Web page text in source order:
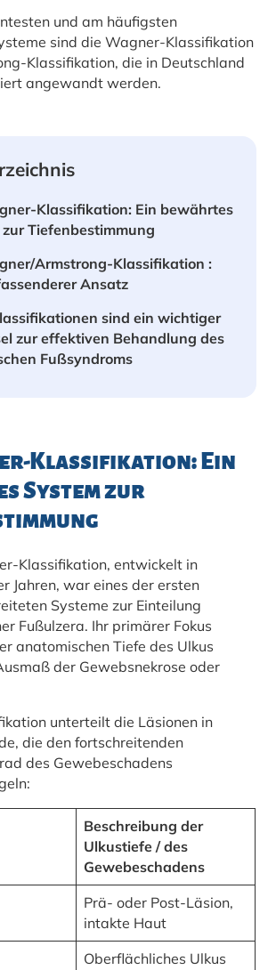
und am häufigsten
sind die Wagner-Klassifikation
Klassifikation, die in Deutschland
angewandt werden.
Klassifikation: Ein bewährtes
zur Tiefenbestimmung
Armstrong-Klassifikation :
Ansatz
sind ein wichtiger
zur effektiven Behandlung des
Fußsyndroms
Klassifikation: Ein
System zur
Klassifikation, entwickelt in
Jahren, war eines der ersten
Systeme zur Einteilung
Fußulzera. Ihr primärer Fokus
anatomischen Tiefe des Ulkus
der Gewebsnekrose oder
unterteilt die Läsionen in
die den fortschreitenden
des Gewebeschadens
Beschreibung der
Ulkustiefe / des
Gewebeschadens
Prä- oder Post-Läsion,
intakte Haut
Oberflächliches Ulkus